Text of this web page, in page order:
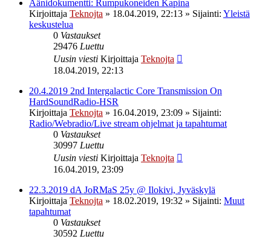
Äänidokumentti: Rumpukoneiden Kapina
Kirjoittaja Teknojta » 18.04.2019, 22:13 » Sijainti: Yleistä
keskustelua
0 Vastaukset
29476 Luettu
Uusin viesti Kirjoittaja Teknojta
18.04.2019, 22:13
20.4.2019 2nd Intergalactic Core Transmission On
HardSoundRadio-HSR
Kirjoittaja Teknojta » 16.04.2019, 23:09 » Sijainti:
Radio/Webradio/Live stream ohjelmat ja tapahtumat
0 Vastaukset
30997 Luettu
Uusin viesti Kirjoittaja Teknojta
16.04.2019, 23:09
22.3.2019 dA JoRMaS 25y @ Ilokivi, Jyväskylä
Kirjoittaja Teknojta » 18.02.2019, 19:32 » Sijainti: Muut
tapahtumat
0 Vastaukset
30592 Luettu